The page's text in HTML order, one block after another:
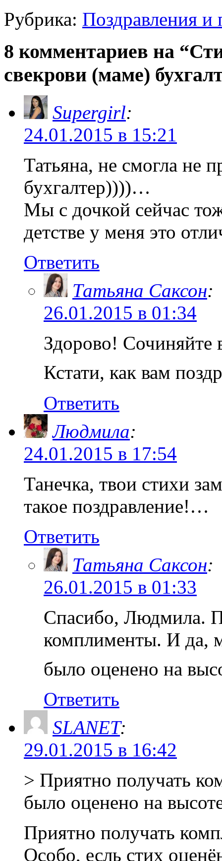
Рубрика: Поздравления и
8 комментариев на
свекрови (маме)
Supergirl:
24.01.2015 в 15:21
Татьяна, не смогла не
бухгалтер))))…
Мы с дочкой сейчас
детстве у меня это
Ответить
Татьяна Саксон:
26.01.2015 в 01:34
Здорово! Сочиняйте
Кстати, как вам
Ответить
Людмила:
24.01.2015 в 17:54
Танечка, твои стихи
такое поздравление!…
Ответить
Татьяна Саксон:
26.01.2015 в 01:33
Спасибо, Людмила.
комплименты. И да,
было оценено на
Ответить
SLANET:
29.01.2015 в 16:42
> Приятно получать
было оценено на
Приятно получать
Особо, есль стих